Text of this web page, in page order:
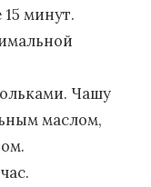
15 минут.
Чашу
маслом,